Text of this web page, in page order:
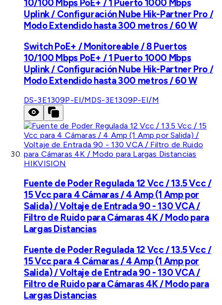
10/100 Mbps PoE+ / 1 Puerto 1000 Mbps
Uplink / Configuración Nube Hik-Partner Pro /
Modo Extendido hasta 300 metros / 60 W
Switch PoE+ / Monitoreable / 8 Puertos
10/100 Mbps PoE+ / 1 Puerto 1000 Mbps
Uplink / Configuración Nube Hik-Partner Pro /
Modo Extendido hasta 300 metros / 60 W
DS-3E1309P-EI/MDS-3E1309P-EI/M
HIKVISION
Fuente de Poder Regulada 12 Vcc / 13.5 Vcc /
15 Vcc para 4 Cámaras / 4 Amp (1 Amp por
Salida) / Voltaje de Entrada 90 - 130 VCA /
Filtro de Ruido para Cámaras 4K / Modo para
Largas Distancias
Fuente de Poder Regulada 12 Vcc / 13.5 Vcc /
15 Vcc para 4 Cámaras / 4 Amp (1 Amp por
Salida) / Voltaje de Entrada 90 - 130 VCA /
Filtro de Ruido para Cámaras 4K / Modo para
Largas Distancias